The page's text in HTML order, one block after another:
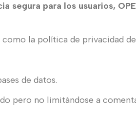
para los usuarios,
la política de privacidad
de datos.
pero no limitándose a